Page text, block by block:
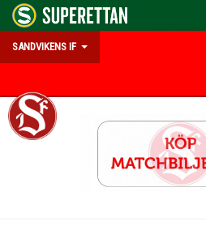
SANDVIKENS IF
HEM